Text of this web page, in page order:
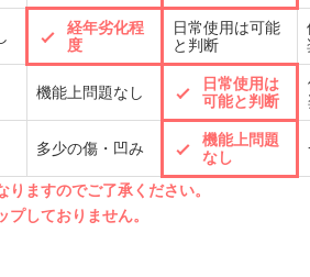
経年劣化程
度
日常使用は可能
と判断
機能上問題なし
日常使用は
可能と判断
多少の傷・凹み
機能上問題
なし
ますのでご了承ください。
しておりません。